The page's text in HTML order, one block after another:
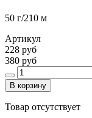
50 г/210 м
Артикул
228 руб
380 руб
В корзину
Товар отсутствует